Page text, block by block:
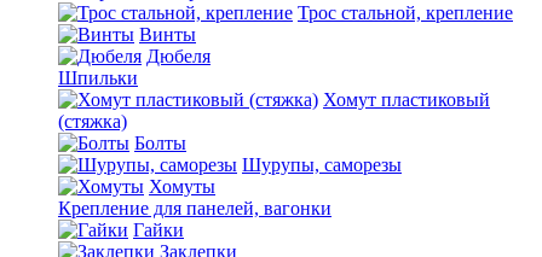
Трос стальной, крепление
Винты
Дюбеля
Шпильки
Хомут пластиковый
(стяжка)
Болты
Шурупы, саморезы
Хомуты
Крепление для панелей, вагонки
Гайки
Заклепки